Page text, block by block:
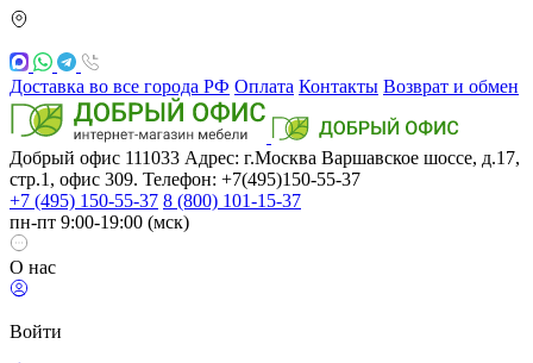
Доставка во все города РФ Оплата Контакты Возврат и обмен
Добрый офис 111033 Адрес: г.Москва Варшавское шоссе, д.17,
стр.1, офис 309. Телефон: +7(495)150-55-37
+7 (495) 150-55-37 8 (800) 101-15-37
пн-пт 9:00-19:00 (мск)
О нас
Войти